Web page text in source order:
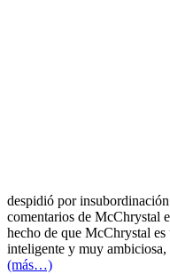
despidió por
comentarios de McChrystal
hecho de que McChrystal
inteligente y muy
(más…)